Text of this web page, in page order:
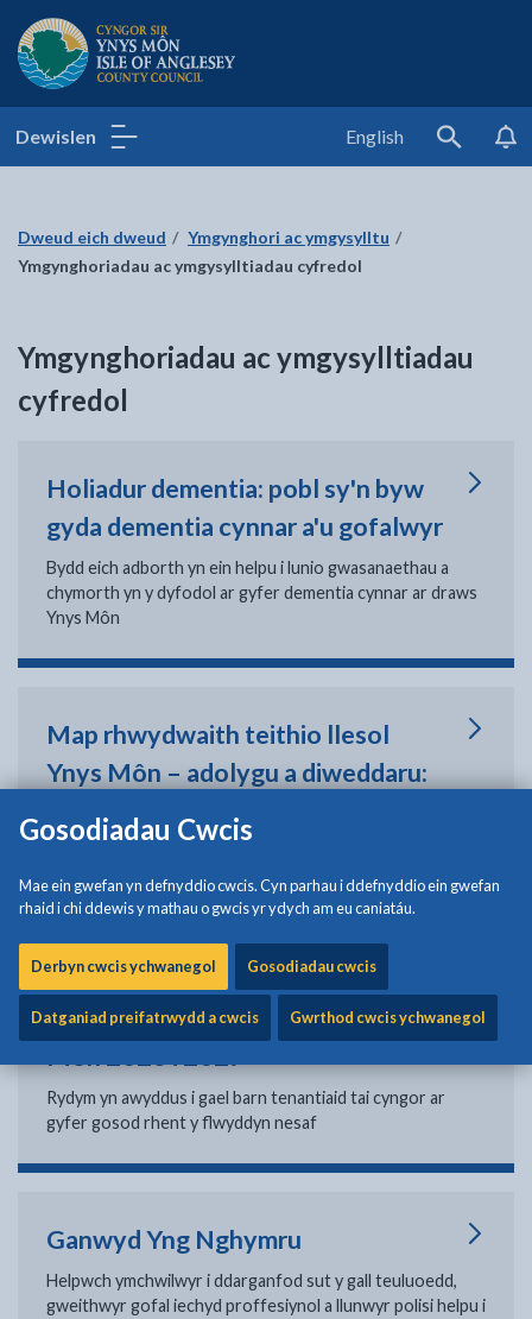
Gosodiadau Cwcis
Mae ein gwefan yn defnyddio cwcis. Cyn parhau i ddefnyddio ein gwefan
rhaid i chi ddewis y mathau o gwcis yr ydych am eu caniatáu.
Derbyn cwcis ychwanegol Gosodiadau cwcis
Datganiad preifatrwydd a cwcis Gwrthod cwcis ychwanegol
Cyngor Sir Ynys Môn
Dewislen English
Search
Dweud eich dweud
Ymgynghori ac ymgysylltu
Ymgynghoriadau ac ymgysylltiadau cyfredol
Ymgynghoriadau ac ymgysylltiadau
cyfredol
Holiadur dementia: pobl sy'n byw
gyda dementia cynnar a'u gofalwyr
Bydd eich adborth yn ein helpu i lunio gwasanaethau a
chymorth yn y dyfodol ar gyfer dementia cynnar ar draws
Ynys Môn
Map rhwydwaith teithio llesol
Ynys Môn – adolygu a diweddaru:
ymgynghoriad cyhoeddus
fel rhan o'r dyletswyddau a nodir yn Neddf Teithio Llesol
(Cymru).
Gosod Rhenti Cyngor Sir Ynys
Rydym yn awyddus i gael barn tenantiaid tai cyngor ar
gyfer gosod rhent y flwyddyn nesaf
Ganwyd Yng Nghymru
Helpwch ymchwilwyr i ddarganfod sut y gall teuluoedd,
gweithwyr gofal iechyd proffesiynol a llunwyr polisi helpu i